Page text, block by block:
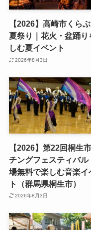
【2026】高崎市くら
夏祭り｜花火・盆踊り
しむ夏イベント
2026年8月3日
【2026】第22回桐生
チングフェスティバル
場無料で楽しむ音楽イ
ト（群馬県桐生市）
2026年8月3日